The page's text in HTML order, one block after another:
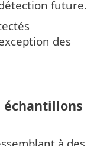
future.
des
échantillons